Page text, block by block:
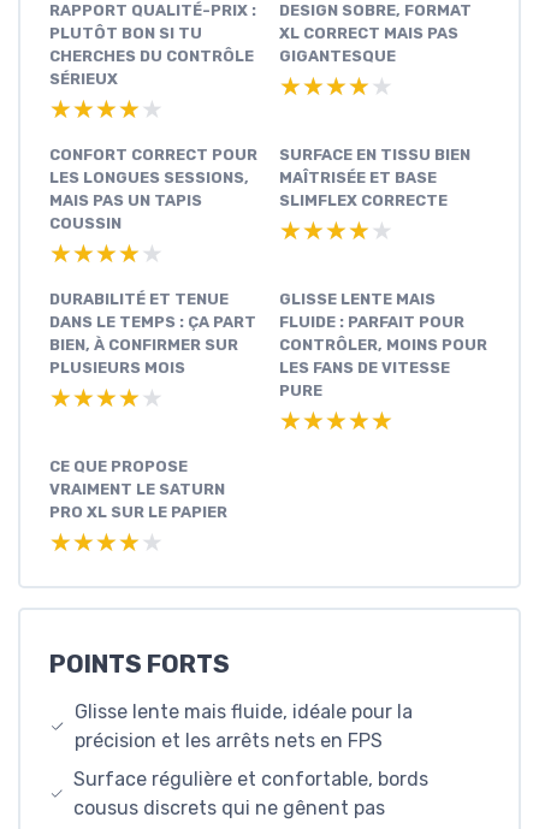
RAPPORT QUALITÉ-PRIX :
PLUTÔT BON SI TU
CHERCHES DU CONTRÔLE
SÉRIEUX
★★★★★
★★★★★
DESIGN SOBRE, FORMAT
XL CORRECT MAIS PAS
GIGANTESQUE
★★★★★
★★★★★
CONFORT CORRECT POUR
LES LONGUES SESSIONS,
MAIS PAS UN TAPIS
COUSSIN
★★★★★
★★★★★
SURFACE EN TISSU BIEN
MAÎTRISÉE ET BASE
SLIMFLEX CORRECTE
★★★★★
★★★★★
DURABILITÉ ET TENUE
DANS LE TEMPS : ÇA PART
BIEN, À CONFIRMER SUR
PLUSIEURS MOIS
★★★★★
★★★★★
GLISSE LENTE MAIS
FLUIDE : PARFAIT POUR
CONTRÔLER, MOINS POUR
LES FANS DE VITESSE
PURE
★★★★★
★★★★★
CE QUE PROPOSE
VRAIMENT LE SATURN
PRO XL SUR LE PAPIER
★★★★★
★★★★★
POINTS FORTS
Glisse lente mais fluide, idéale pour la
précision et les arrêts nets en FPS
Surface régulière et confortable, bords
cousus discrets qui ne gênent pas